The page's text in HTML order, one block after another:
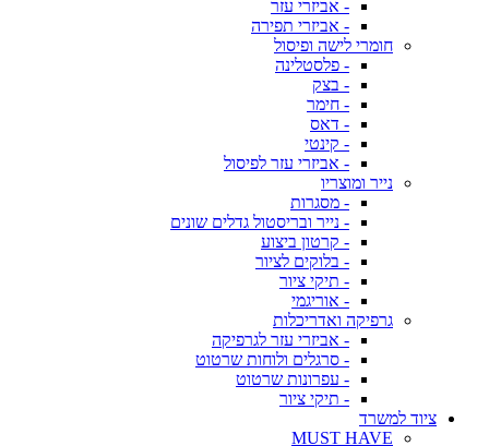
- אביזרי עזר
- אביזרי תפירה
חומרי לישה ופיסול
- פלסטלינה
- בצק
- חימר
- דאס
- קינטי
- אביזרי עזר לפיסול
נייר ומוצריו
- מסגרות
- נייר ובריסטול גדלים שונים
- קרטון ביצוע
- בלוקים לציור
- תיקי ציור
- אוריגמי
גרפיקה ואדריכלות
- אביזרי עזר לגרפיקה
- סרגלים ולוחות שרטוט
- עפרונות שרטוט
- תיקי ציור
ציוד למשרד
MUST HAVE